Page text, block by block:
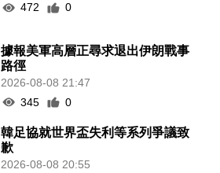
472
0
據報美軍高層正尋求退出伊朗戰事
路徑
2026-08-08 21:47
345
0
韓足協就世界盃失利等系列爭議致
歉
2026-08-08 20:55